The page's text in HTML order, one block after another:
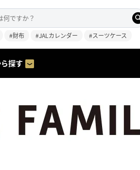
#財布 #JALカレンダー #スーツケース
探す